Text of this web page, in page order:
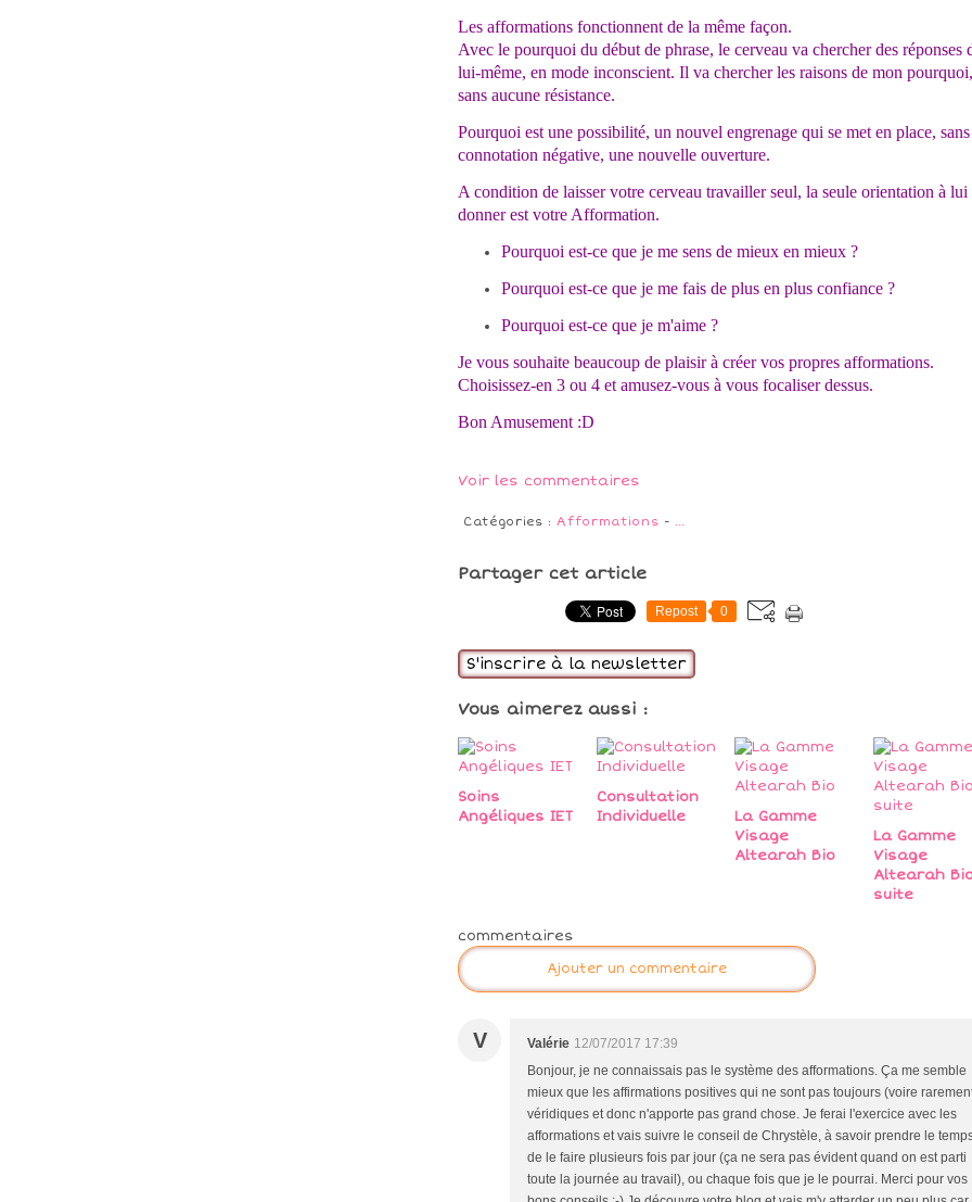
Les afformations fonctionnent de la même façon.
Avec le pourquoi du début de phrase, le cerveau va chercher des réponses
lui-même, en mode inconscient. Il va chercher les raisons de mon pourquoi,
sans aucune résistance.
Pourquoi est une possibilité, un nouvel engrenage qui se met en place, sans
connotation négative, une nouvelle ouverture.
A condition de laisser votre cerveau travailler seul, la seule orientation à lui
donner est votre Afformation.
Pourquoi est-ce que je me sens de mieux en mieux ?
Pourquoi est-ce que je me fais de plus en plus confiance ?
Pourquoi est-ce que je m'aime ?
Je vous souhaite beaucoup de plaisir à créer vos propres afformations.
Choisissez-en 3 ou 4 et amusez-vous à vous focaliser dessus.
Bon Amusement :D
Voir les commentaires
Catégories :Afformations - …
Partager cet article
Repost 0
S'inscrire à la newsletter
Vous aimerez aussi :
Soins
Angéliques IET
Consultation
Individuelle
La Gamme
Visage
Altearah Bio
La Gamme
Visage
Altearah
suite
commentaires
Ajouter un commentaire
V Valérie 12/07/2017 17:39
Bonjour, je ne connaissais pas le système des afformations. Ça me semble
mieux que les affirmations positives qui ne sont pas toujours (voire
véridiques et donc n'apporte pas grand chose. Je ferai l'exercice avec les
afformations et vais suivre le conseil de Chrystèle, à savoir prendre le
de le faire plusieurs fois par jour (ça ne sera pas évident quand on est parti
toute la journée au travail), ou chaque fois que je le pourrai. Merci pour vos